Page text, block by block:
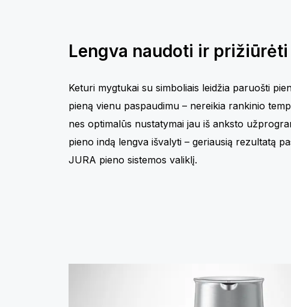
Lengva naudoti ir prižiūrėti
Keturi mygtukai su simboliais leidžia paruošti
pieną vienu paspaudimu – nereikia rankinio
nes optimalūs nustatymai jau iš anksto
pieno indą lengva išvalyti – geriausią rezultatą
JURA pieno sistemos valiklį.